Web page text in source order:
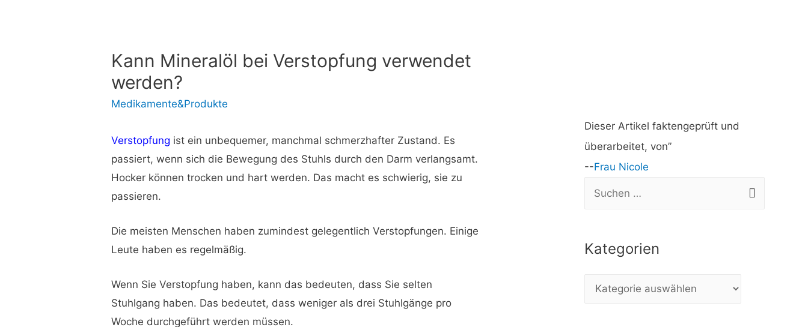
Kann Mineralöl bei Verstopfung verwendet
werden?
Medikamente&Produkte
Verstopfung ist ein unbequemer, manchmal schmerzhafter Zustand. Es
passiert, wenn sich die Bewegung des Stuhls durch den Darm verlangsamt.
Hocker können trocken und hart werden. Das macht es schwierig, sie zu
passieren.
Die meisten Menschen haben zumindest gelegentlich Verstopfungen. Einige
Leute haben es regelmäßig.
Wenn Sie Verstopfung haben, kann das bedeuten, dass Sie selten
Stuhlgang haben. Das bedeutet, dass weniger als drei Stuhlgänge pro
Woche durchgeführt werden müssen.
Dieser Artikel faktengeprüft und
überarbeitet, von”
--Frau Nicole
h
Kategorien